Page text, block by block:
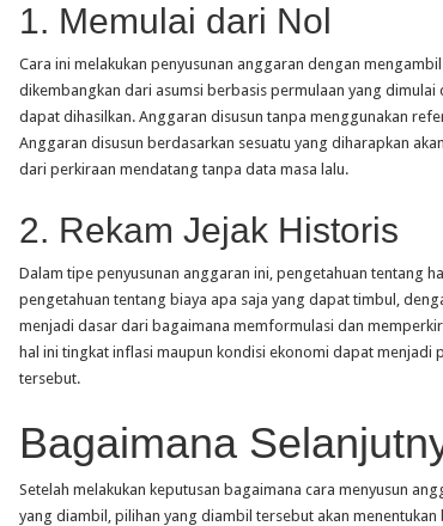
1. Memulai dari Nol
Cara ini melakukan penyusunan anggaran dengan
dikembangkan dari asumsi berbasis permulaan yang
dapat dihasilkan. Anggaran disusun tanpa menggunakan
Anggaran disusun berdasarkan sesuatu yang diharapkan
dari perkiraan mendatang tanpa data masa lalu.
2. Rekam Jejak Historis
Dalam tipe penyusunan anggaran ini, pengetahuan tentang
pengetahuan tentang biaya apa saja yang dapat timbul,
menjadi dasar dari bagaimana memformulasi dan
hal ini tingkat inflasi maupun kondisi ekonomi dapat
tersebut.
Bagaimana
Setelah melakukan keputusan bagaimana cara menyusun
yang diambil, pilihan yang diambil tersebut akan